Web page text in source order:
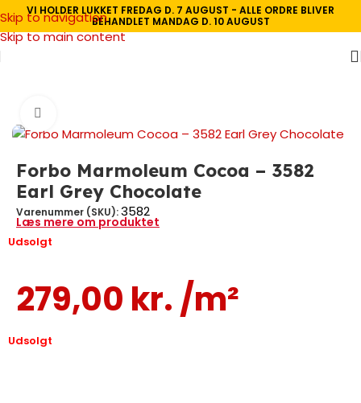
Skip to navigation
Skip to main content
VI HOLDER LUKKET FREDAG D. 7 AUGUST - ALLE ORDRE BLIVER
BEHANDLET MANDAG D. 10 AUGUST
Forbo Marmoleum Cocoa – 3582
Earl Grey Chocolate
Varenummer (SKU):3582
Læs mere om produktet
Udsolgt
279,00 kr. /m²
Udsolgt